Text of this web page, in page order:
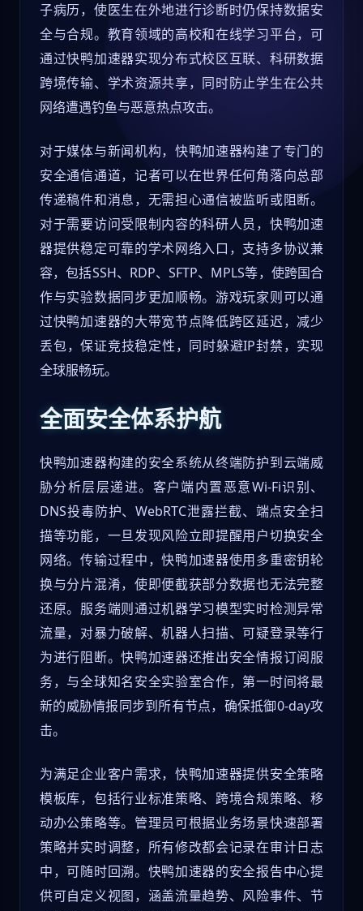
子病历，使医生在外地进行诊断时仍保持数据安
全与合规。教育领域的高校和在线学习平台，可
通过快鸭加速器实现分布式校区互联、科研数据
跨境传输、学术资源共享，同时防止学生在公共
网络遭遇钓鱼与恶意热点攻击。
对于媒体与新闻机构，快鸭加速器构建了专门的
安全通信通道，记者可以在世界任何角落向总部
传递稿件和消息，无需担心通信被监听或阻断。
对于需要访问受限制内容的科研人员，快鸭加速
器提供稳定可靠的学术网络入口，支持多协议兼
容，包括SSH、RDP、SFTP、MPLS等，使跨国合
作与实验数据同步更加顺畅。游戏玩家则可以通
过快鸭加速器的大带宽节点降低跨区延迟，减少
丢包，保证竞技稳定性，同时躲避IP封禁，实现
全球服畅玩。
全面安全体系护航
快鸭加速器构建的安全系统从终端防护到云端威
胁分析层层递进。客户端内置恶意Wi-Fi识别、
DNS投毒防护、WebRTC泄露拦截、端点安全扫
描等功能，一旦发现风险立即提醒用户切换安全
网络。传输过程中，快鸭加速器使用多重密钥轮
换与分片混淆，使即便截获部分数据也无法完整
还原。服务端则通过机器学习模型实时检测异常
流量，对暴力破解、机器人扫描、可疑登录等行
为进行阻断。快鸭加速器还推出安全情报订阅服
务，与全球知名安全实验室合作，第一时间将最
新的威胁情报同步到所有节点，确保抵御0-day攻
击。
为满足企业客户需求，快鸭加速器提供安全策略
模板库，包括行业标准策略、跨境合规策略、移
动办公策略等。管理员可根据业务场景快速部署
策略并实时调整，所有修改都会记录在审计日志
中，可随时回溯。快鸭加速器的安全报告中心提
供可自定义视图，涵盖流量趋势、风险事件、节